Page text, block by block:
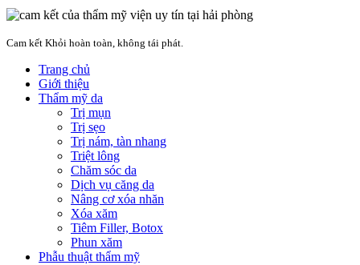
Cam kết Khỏi hoàn toàn, không tái phát.
Trang chủ
Giới thiệu
Thẩm mỹ da
Trị mụn
Trị sẹo
Trị nám, tàn nhang
Triệt lông
Chăm sóc da
Dịch vụ căng da
Nâng cơ xóa nhăn
Xóa xăm
Tiêm Filler, Botox
Phun xăm
Phẫu thuật thẩm mỹ